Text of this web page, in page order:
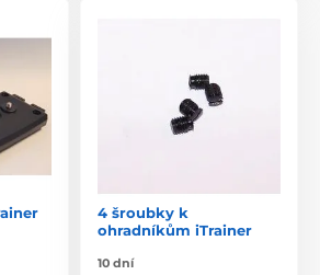
4 šroubky k
ohradníkům iTrainer
10 dní